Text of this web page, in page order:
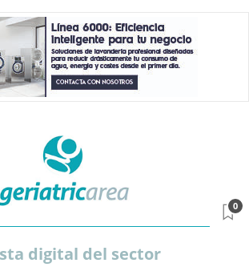
digital del sector
0